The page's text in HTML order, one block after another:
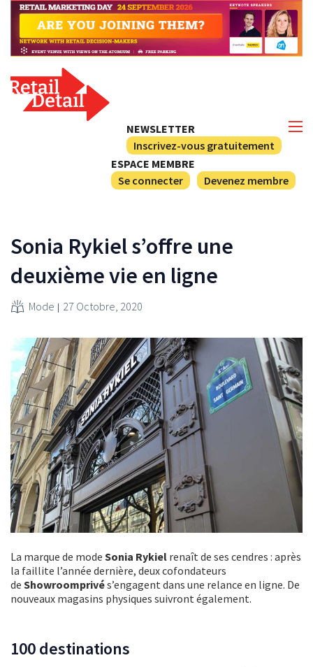
NEWSLETTER
Inscrivez-vous gratuitement
ESPACE MEMBRE
Se connecter
Devenez membre
Sonia Rykiel s’offre une
deuxième vie en ligne
Mode 27 Octobre, 2020
La marque de mode Sonia Rykiel renaît de ses cendres : après
la faillite l’année dernière, deux cofondateurs
de Showroomprivés’engagent dans une relance en ligne. De
nouveaux magasins physiques suivront également.
100 destinations